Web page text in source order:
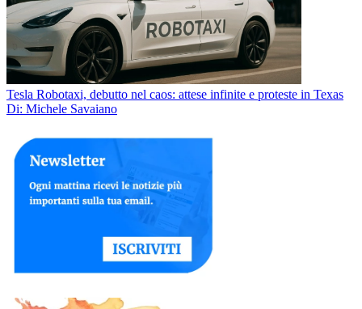
Tesla Robotaxi, debutto nel caos: attese infinite e proteste in Texas
Di: Michele Savaiano